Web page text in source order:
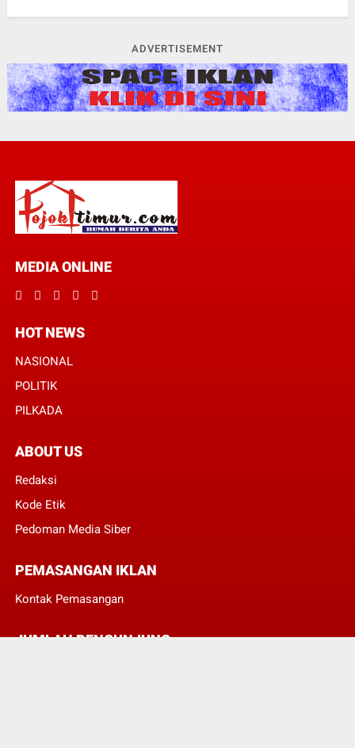
ADVERTISEMENT
MEDIA ONLINE
HOT NEWS
NASIONAL
POLITIK
PILKADA
ABOUT US
Redaksi
Kode Etik
Pedoman Media Siber
PEMASANGAN IKLAN
Kontak Pemasangan
JUMLAH PENGUNJUNG